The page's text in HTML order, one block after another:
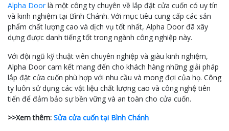
Alpha Doorlà một công ty chuyên về lắp đặt cửa cuốn có uy tín
và kinh nghiệm tại Bình Chánh. Với mục tiêu cung cấp các sản
phẩm chất lượng cao và dịch vụ tốt nhất, Alpha Door đã xây
dựng được danh tiếng tốt trong ngành công nghiệp này.
Với đội ngũ kỹ thuật viên chuyên nghiệp và giàu kinh nghiệm,
Alpha Door cam kết mang đến cho khách hàng những giải pháp
lắp đặt cửa cuốn phù hợp với nhu cầu và mong đợi của họ. Công
ty luôn sử dụng các vật liệu chất lượng cao và công nghệ tiên
tiến để đảm bảo sự bền vững và an toàn cho cửa cuốn.
>>Xem thêm: Sửa cửa cuốn tại Bình Chánh